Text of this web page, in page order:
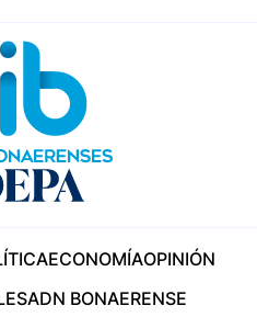
ECONOMÍAOPINIÓN
ADN BONAERENSE